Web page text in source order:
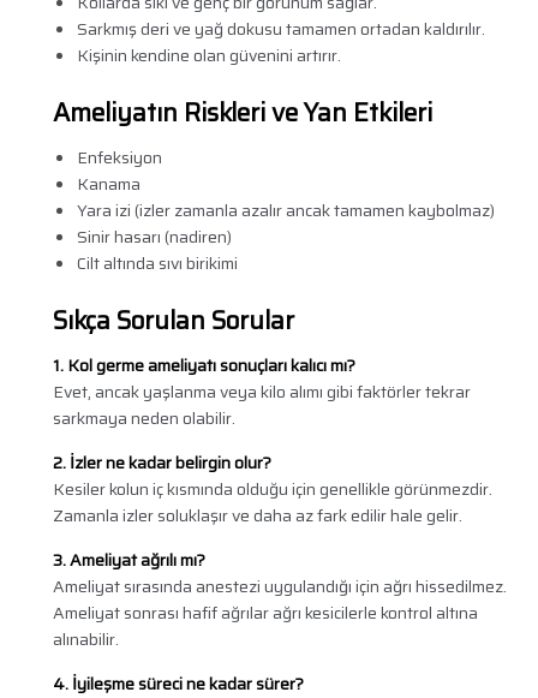
Sarkmış deri ve yağ dokusu tamamen ortadan kaldırılır.
Kişinin kendine olan güvenini artırır.
Ameliyatın Riskleri ve Yan Etkileri
Enfeksiyon
Kanama
Yara izi (izler zamanla azalır ancak tamamen kaybolmaz)
Sinir hasarı (nadiren)
Cilt altında sıvı birikimi
Sıkça Sorulan Sorular
1. Kol germe ameliyatı sonuçları kalıcı mı?
Evet, ancak yaşlanma veya kilo alımı gibi faktörler tekrar
sarkmaya neden olabilir.
2. İzler ne kadar belirgin olur?
Kesiler kolun iç kısmında olduğu için genellikle görünmezdir.
Zamanla izler soluklaşır ve daha az fark edilir hale gelir.
3. Ameliyat ağrılı mı?
Ameliyat sırasında anestezi uygulandığı için ağrı hissedilmez.
Ameliyat sonrası hafif ağrılar ağrı kesicilerle kontrol altına
alınabilir.
4. İyileşme süreci ne kadar sürer?